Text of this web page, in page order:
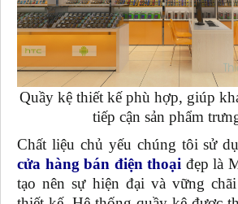
Quầy kệ thiết kế phù hợp, giúp
tiếp cận sản phẩm
Chất liệu chủ yếu chúng tôi sử
cửa hàng bán điện thoại đẹp là
tạo nên sự hiện đại và vững